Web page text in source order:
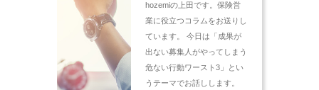
hozemiの上田です。保険営
業に役立つコラムをお送りし
ています。 今日は「成果が
出ない募集人がやってしまう
危ない行動ワースト3」とい
うテーマでお話しします。